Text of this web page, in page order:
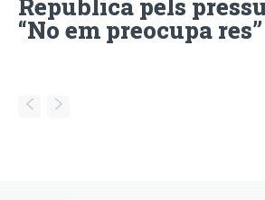
Republicà pels
“No em preocupa res”